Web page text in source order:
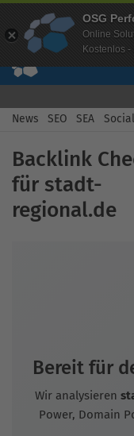
Free
News SEO SEA Social
Backlink
für stadt-
regional.de
Bereit für
Wir analysieren
Power, Domain
OSG
Online
Kostenlos